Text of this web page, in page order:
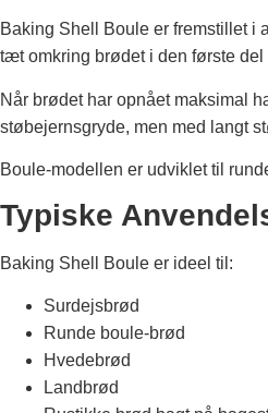
Baking Shell Boule er fremstillet i
tæt omkring brødet i den første del
Når brødet har opnået maksimal
støbejernsgryde, men med langt
Boule-modellen er udviklet til
Typiske
Baking Shell Boule er ideel til:
Surdejsbrød
Runde boule-brød
Hvedebrød
Landbrød